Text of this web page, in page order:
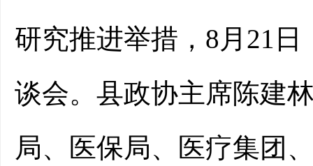
研究推进举措， 8月21日
谈会。 县政协主席陈建
局、医保局、医疗集团